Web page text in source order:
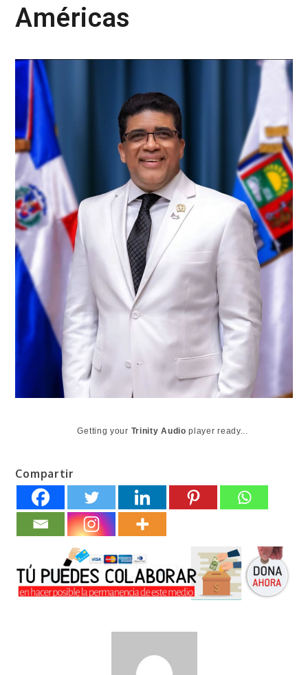
Américas
Getting your Trinity Audio player ready...
Compartir